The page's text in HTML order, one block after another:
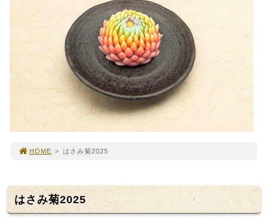
HOME > はさみ菊2025
はさみ菊2025